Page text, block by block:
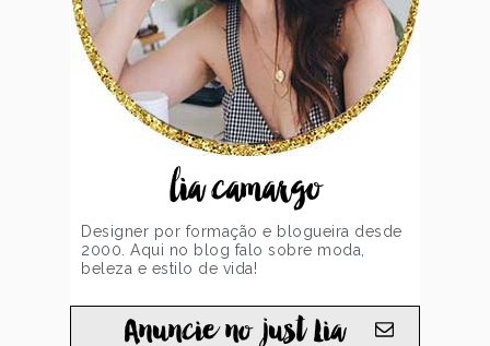
lia camargo
Designer por formação e blogueira desde
2000. Aqui no blog falo sobre moda,
beleza e estilo de vida!
Anuncie no just Lia